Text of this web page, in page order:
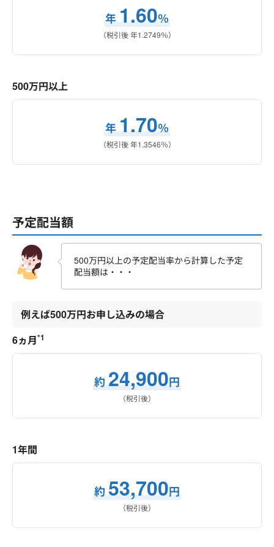
年 1.60％
（税引後 年1.2749％）
500万円以上
年 1.70％
（税引後 年1.3546％）
予定配当額
500万円以上の予定配当率から計算した予定
配当額は・・・
例えば500万円お申し込みの場合
6ヵ月*1
約 24,900円
（税引後）
1年間
約 53,700円
（税引後）